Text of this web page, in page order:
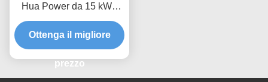
Hua Power da 15 kWh
per accumulo di energia
domestica
Ottenga il migliore
prezzo